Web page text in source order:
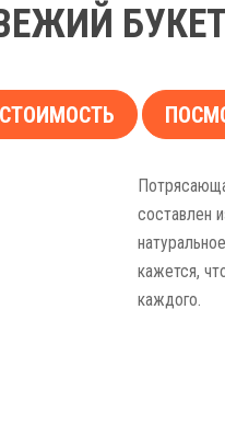
составлен
кажется,
каждого.